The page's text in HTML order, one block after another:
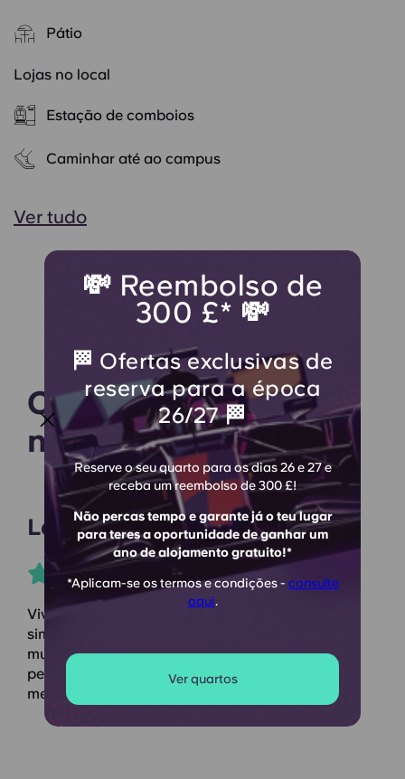
💸 Reembolso de
300 £* 💸
🏁 Ofertas exclusivas de
reserva para a época
26/27 🏁
Reserve o seu quarto para os dias 26 e 27 e
receba um reembolso de 300 £!
Não percas tempo e garante já o teu lugar
para teres a oportunidade de ganhar um
ano de alojamento gratuito!*
*Aplicam-se os termos e condições - consulte
aqui.
Ver quartos
Pátio
Lojas no local
Estação de comboios
Caminhar até ao campus
Ver tudo
O que dizem os
nossos residentes
Lauren H
Vivi aqui durante um ano e adorei. Funcionários
simpáticos, quartos modernos, Wi-Fi rápido e
muita arrumação. Também há frequentemente
pequenos eventos. Isso torna a vida aqui ainda
melhor. Estou a gostar muito!